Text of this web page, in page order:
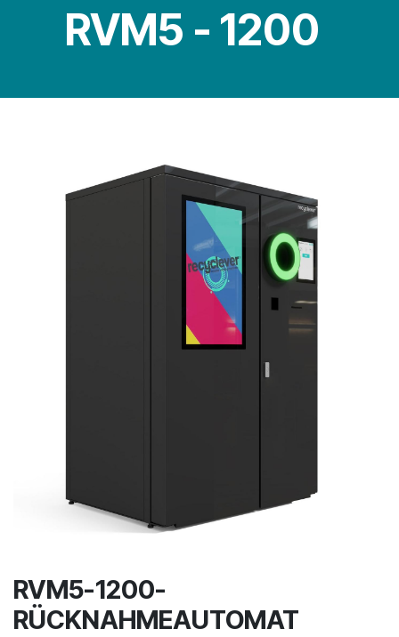
RVM5 - 1200
RVM5-1200-
RÜCKNAHMEAUTOMAT